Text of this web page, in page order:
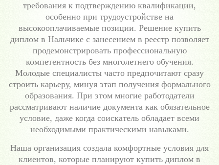
требования к подтверждению квалификации,
особенно при трудоустройстве на
высокооплачиваемые позиции. Решение купить
диплом в Нальчике с занесением в реестр позволяет
продемонстрировать профессиональную
компетентность без многолетнего обучения.
Молодые специалисты часто предпочитают сразу
строить карьеру, минуя этап получения формального
образования. При этом многие работодатели
рассматривают наличие документа как обязательное
условие, даже когда соискатель обладает всеми
необходимыми практическими навыками.
Наша организация создала комфортные условия для
клиентов, которые планируют купить диплом в